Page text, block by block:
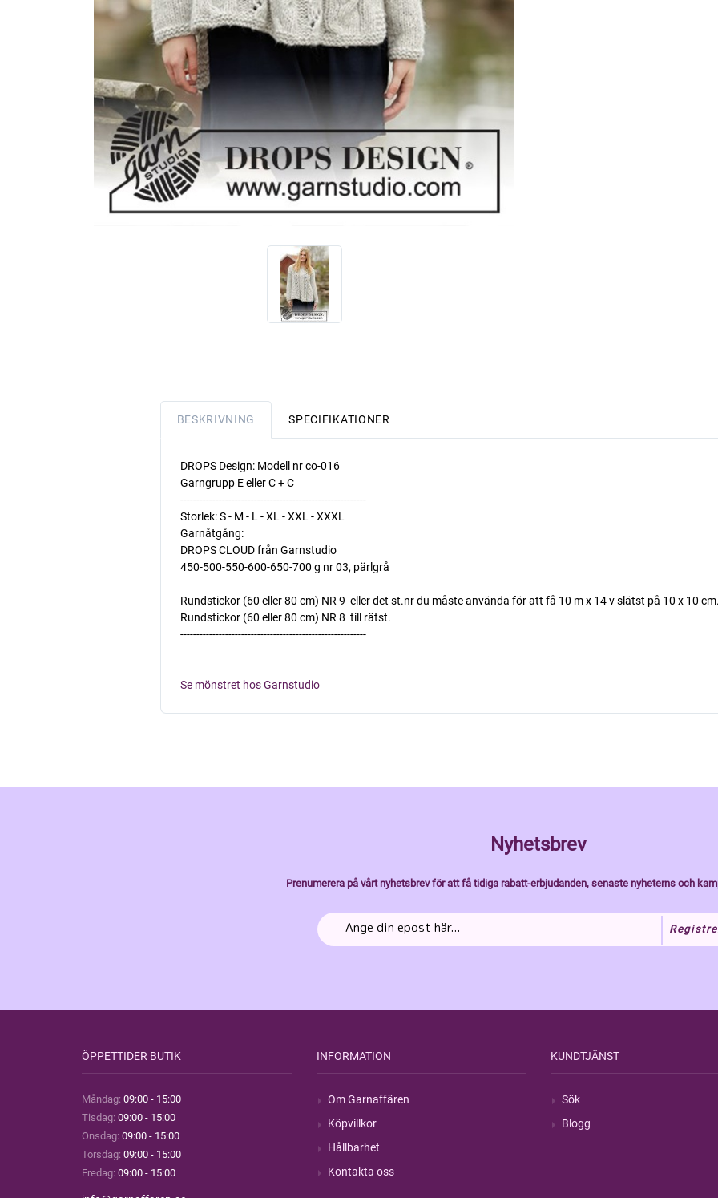
BESKRIVNING SPECIFIKATIONER
DROPS Design: Modell nr co-016
Garngrupp E eller C + C
----------------------------------------------------------
Storlek: S - M - L - XL - XXL - XXXL
Garnåtgång:
DROPS CLOUD från Garnstudio
450-500-550-600-650-700 g nr 03, pärlgrå
Rundstickor (60 eller 80 cm) NR 9  eller det st.nr du måste använda för att få 10 m x 14 v slätst på 10 x 10
Rundstickor (60 eller 80 cm) NR 8  till rätst.
----------------------------------------------------------
Se mönstret hos Garnstudio
Nyhetsbrev
Prenumerera på vårt nyhetsbrev för att få tidiga rabatt-erbjudanden, senaste nyheterns och
ÖPPETTIDER BUTIK
Måndag: 09:00 - 15:00
Tisdag: 09:00 - 15:00
Onsdag: 09:00 - 15:00
Torsdag: 09:00 - 15:00
Fredag: 09:00 - 15:00
INFORMATION
Om Garnaffären
Köpvillkor
Hållbarhet
Kontakta oss
KUNDTJÄNST
Sök
Blogg